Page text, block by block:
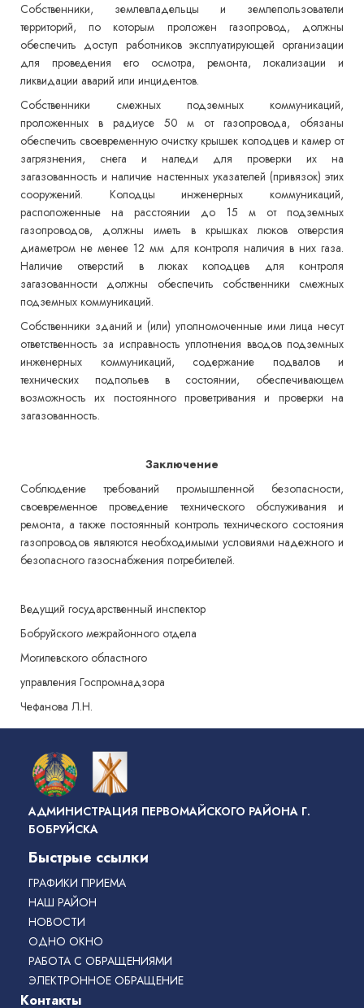
Собственники, землевладельцы и землепользователи
территорий, по которым проложен газопровод, должны
обеспечить доступ работников эксплуатирующей организации
для проведения его осмотра, ремонта, локализации и
ликвидации аварий или инцидентов.
Собственники смежных подземных коммуникаций,
проложенных в радиусе 50 м от газопровода, обязаны
обеспечить своевременную очистку крышек колодцев и камер от
загрязнения, снега и наледи для проверки их на
загазованность и наличие настенных указателей (привязок) этих
сооружений. Колодцы инженерных коммуникаций,
расположенные на расстоянии до 15 м от подземных
газопроводов, должны иметь в крышках люков отверстия
диаметром не менее 12 мм для контроля наличия в них газа.
Наличие отверстий в люках колодцев для контроля
загазованности должны обеспечить собственники смежных
подземных коммуникаций.
Собственники зданий и (или) уполномоченные ими лица несут
ответственность за исправность уплотнения вводов подземных
инженерных коммуникаций, содержание подвалов и
технических подпольев в состоянии, обеспечивающем
возможность их постоянного проветривания и проверки на
загазованность.
Заключение
Соблюдение требований промышленной безопасности,
своевременное проведение технического обслуживания и
ремонта, а также постоянный контроль технического состояния
газопроводов являются необходимыми условиями надежного и
безопасного газоснабжения потребителей.
Ведущий государственный инспектор
Бобруйского межрайонного отдела
Могилевского областного
управления Госпромнадзора
Чефанова Л.Н.
АДМИНИСТРАЦИЯ ПЕРВОМАЙСКОГО РАЙОНА Г.
БОБРУЙСКА
Быстрые ссылки
ГРАФИКИ ПРИЕМА
НАШ РАЙОН
НОВОСТИ
ОДНО ОКНО
РАБОТА С ОБРАЩЕНИЯМИ
ЭЛЕКТРОННОЕ ОБРАЩЕНИЕ
Контакты